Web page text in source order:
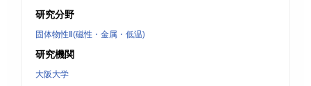
研究分野
固体物性Ⅱ(磁性・金属・低温)
研究機関
大阪大学